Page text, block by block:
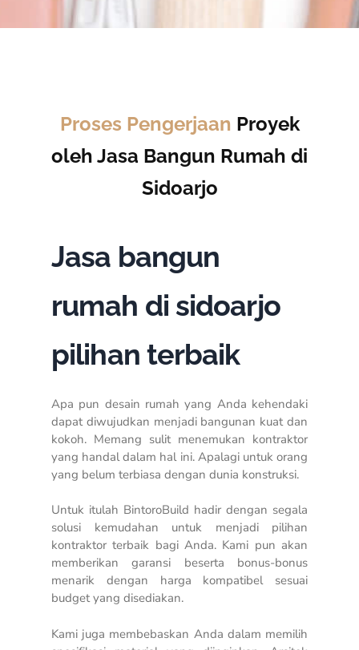
Proses Pengerjaan Proyek
oleh Jasa Bangun Rumah di
Sidoarjo
Jasa bangun
rumah di sidoarjo
pilihan terbaik
Apa pun desain rumah yang Anda kehendaki
dapat diwujudkan menjadi bangunan kuat dan
kokoh. Memang sulit menemukan kontraktor
yang handal dalam hal ini. Apalagi untuk orang
yang belum terbiasa dengan dunia konstruksi.
Untuk itulah BintoroBuild hadir dengan segala
solusi kemudahan untuk menjadi pilihan
kontraktor terbaik bagi Anda. Kami pun akan
memberikan garansi beserta bonus-bonus
menarik dengan harga kompatibel sesuai
budgetyang disediakan.
Kami juga membebaskan Anda dalam memilih